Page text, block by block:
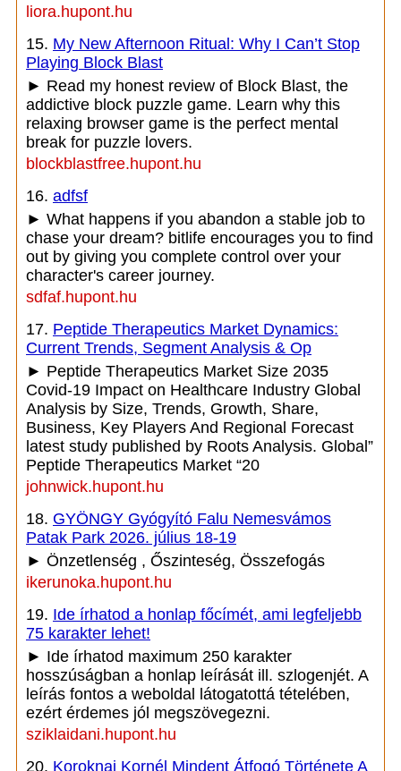
liora.hupont.hu
15. My New Afternoon Ritual: Why I Can’t Stop
Playing Block Blast
► Read my honest review of Block Blast, the
addictive block puzzle game. Learn why this
relaxing browser game is the perfect mental
break for puzzle lovers.
blockblastfree.hupont.hu
16. adfsf
► What happens if you abandon a stable job to
chase your dream? bitlife encourages you to find
out by giving you complete control over your
character's career journey.
sdfaf.hupont.hu
17. Peptide Therapeutics Market Dynamics:
Current Trends, Segment Analysis & Op
► Peptide Therapeutics Market Size 2035
Covid-19 Impact on Healthcare Industry Global
Analysis by Size, Trends, Growth, Share,
Business, Key Players And Regional Forecast
latest study published by Roots Analysis. Global”
Peptide Therapeutics Market “20
johnwick.hupont.hu
18. GYÖNGY Gyógyító Falu Nemesvámos
Patak Park 2026. július 18-19
► Önzetlenség , Őszinteség, Összefogás
ikerunoka.hupont.hu
19. Ide írhatod a honlap főcímét, ami legfeljebb
75 karakter lehet!
► Ide írhatod maximum 250 karakter
hosszúságban a honlap leírását ill. szlogenjét. A
leírás fontos a weboldal látogatottá tételében,
ezért érdemes jól megszövegezni.
sziklaidani.hupont.hu
20. Koroknai Kornél Mindent Átfogó Története A